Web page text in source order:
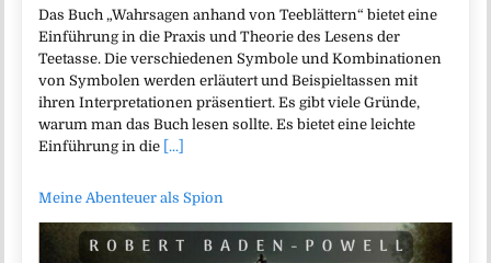
Das Buch „Wahrsagen anhand von Teeblättern“ bietet eine
Einführung in die Praxis und Theorie des Lesens der
Teetasse. Die verschiedenen Symbole und Kombinationen
von Symbolen werden erläutert und Beispieltassen mit
ihren Interpretationen präsentiert. Es gibt viele Gründe,
warum man das Buch lesen sollte. Es bietet eine leichte
Einführung in die [...]
Meine Abenteuer als Spion